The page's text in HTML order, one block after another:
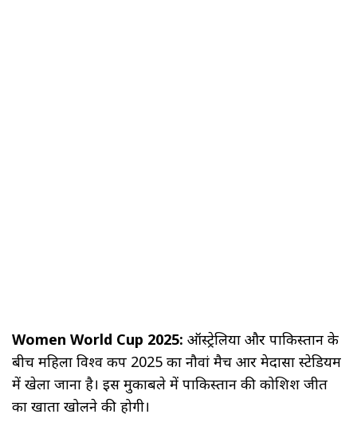
Women World Cup 2025: ऑस्ट्रेलिया और पाकिस्तान के
बीच महिला विश्व कप 2025 का नौवां मैच आर प्रेमदासा स्टेडियम
में खेला जाना है। इस मुकाबले में पाकिस्तान की कोशिश जीत
का खाता खोलने की होगी।